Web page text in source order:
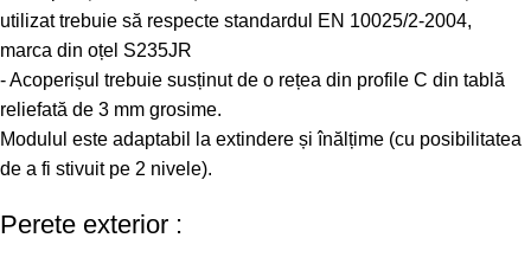
utilizat trebuie să respecte standardul EN 10025/2-2004,
marca din oțel S235JR
- Acoperișul trebuie susținut de o rețea din profile C din tablă
reliefată de 3 mm grosime.
Modulul este adaptabil la extindere și înălțime (cu posibilitatea
de a fi stivuit pe 2 nivele).
Perete exterior :